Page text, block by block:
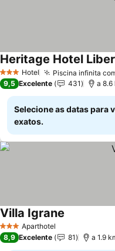
3 EstrelasHotel Piscina infinita
Heritage Hotel
9,5 Excelente 431 a 8.6
Selecione as datas para
exatos.
3 EstrelasAparthotel
Villa Igrane
8,9 Excelente 81 a 1.9